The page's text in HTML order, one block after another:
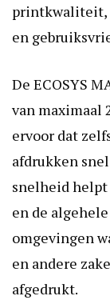
printkwaliteit,
en
De ECOSYS
van maximaal
ervoor dat
afdrukken
snelheid
en de
omgevingen
en andere
afgedrukt.